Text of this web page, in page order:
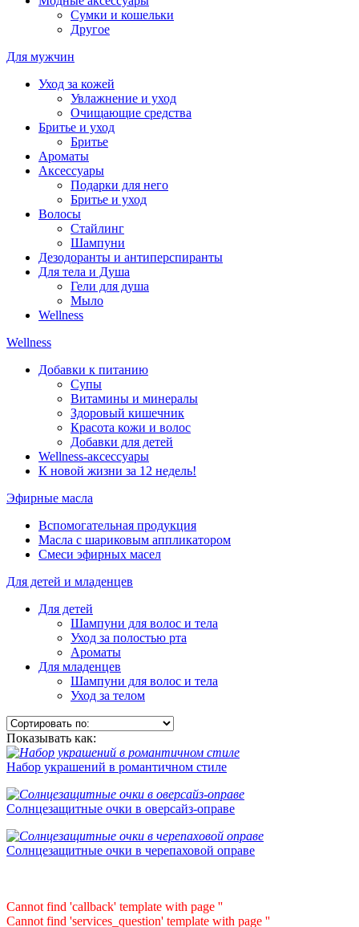
Сумки и кошельки
Другое
Для мужчин
Уход за кожей
Увлажнение и уход
Очищающие средства
Бритье и уход
Бритье
Ароматы
Аксессуары
Подарки для него
Бритье и уход
Волосы
Стайлинг
Шампуни
Дезодоранты и антиперспиранты
Для тела и Душа
Гели для душа
Мыло
Wellness
Wellness
Добавки к питанию
Супы
Витамины и минералы
Здоровый кишечник
Красота кожи и волос
Добавки для детей
Wellness-аксессуары
К новой жизни за 12 недель!
Эфирные масла
Вспомогательная продукция
Масла с шариковым аппликатором
Смеси эфирных масел
Для детей и младенцев
Для детей
Шампуни для волос и тела
Уход за полостью рта
Ароматы
Для младенцев
Шампуни для волос и тела
Уход за телом
Показывать как:
Набор украшений в романтичном стиле
Солнцезащитные очки в оверсайз-оправе
Солнцезащитные очки в черепаховой оправе
Cannot find 'callback' template with page ''
Cannot find 'services_question' template with page ''